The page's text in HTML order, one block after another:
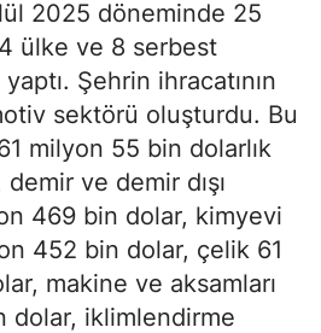
2025 döneminde 25
ülke ve 8 serbest
Şehrin ihracatının
sektörü oluşturdu. Bu
milyon 55 bin dolarlık
ve demir dışı
469 bin dolar, kimyevi
452 bin dolar, çelik 61
makine ve aksamları
dolar, iklimlendirme